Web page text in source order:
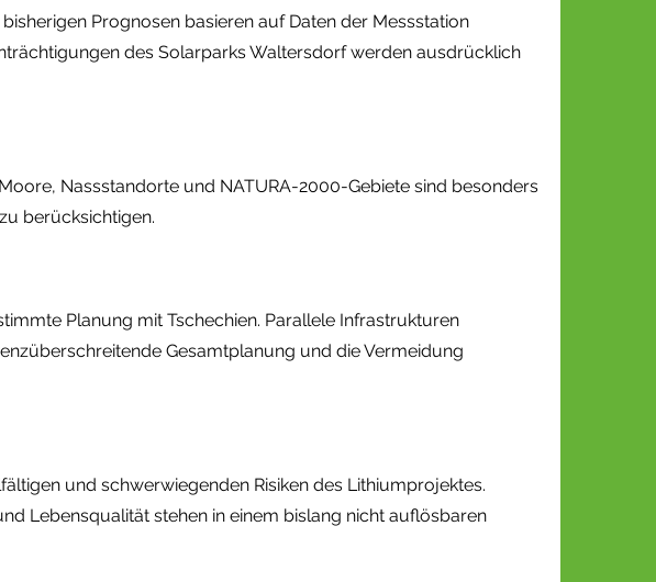
Prognosen basieren auf Daten der Messstation
des Solarparks Waltersdorf werden ausdrücklich
Nassstandorte und NATURA-2000-Gebiete sind besonders
berücksichtigen.
Planung mit Tschechien. Parallele Infrastrukturen
Gesamtplanung und die Vermeidung
und schwerwiegenden Risiken des Lithiumprojektes.
Lebensqualität stehen in einem bislang nicht auflösbaren